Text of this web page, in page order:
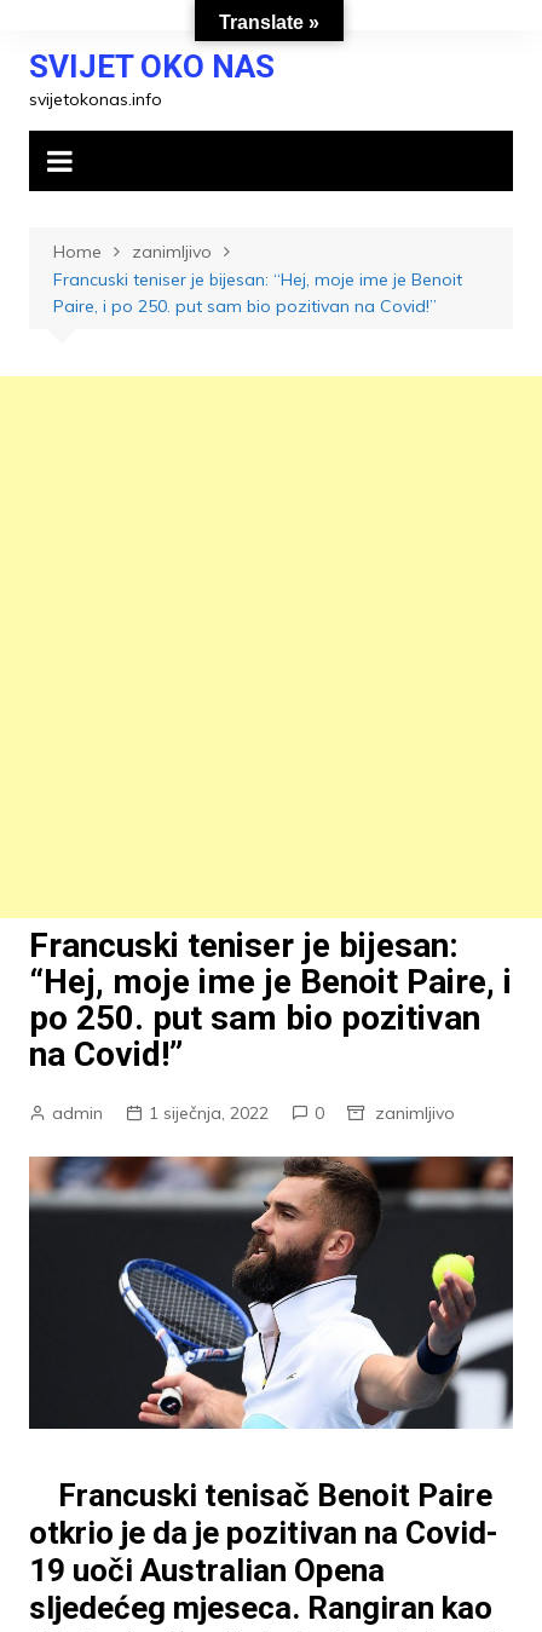
contentSVIJET OKO NAS
svijetokonas.info
Home
zanimljivo
Francuski teniser je bijesan: “Hej, moje ime je Benoit
Paire, i po 250. put sam bio pozitivan na Covid!”
Francuski teniser je bijesan:
“Hej, moje ime je Benoit Paire, i
po 250. put sam bio pozitivan
na Covid!”
admin 1 siječnja, 2022 0 zanimljivo
Francuski tenisač Benoit Paire
otkrio je da je pozitivan na Covid-
19 uoči Australian Opena
sljedećeg mjeseca. Rangiran kao
Translate »